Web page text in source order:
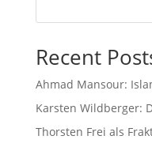
Recent
Ahmad Mansour:
Karsten Wildberger:
Thorsten Frei als